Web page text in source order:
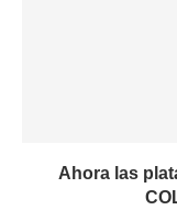
Ahora las